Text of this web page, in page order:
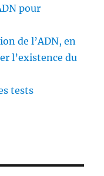
pour
de l’ADN, en
l’existence du
tests